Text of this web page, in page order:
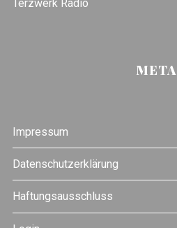
Terzwerk Radio
META
Impressum
Datenschutzerklärung
Haftungsausschluss